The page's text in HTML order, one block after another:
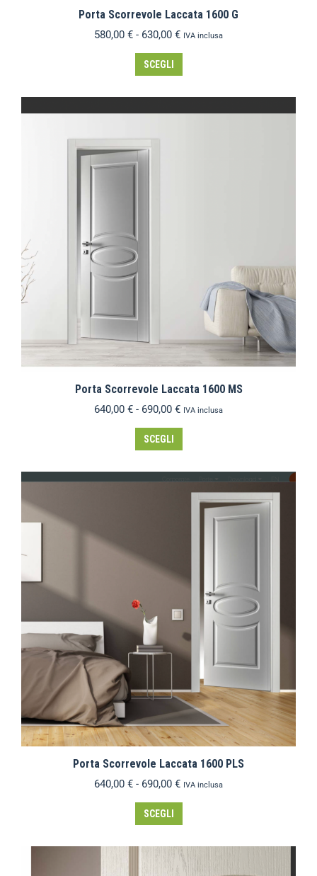
Porta Scorrevole Laccata 1600 G
580,00 € - 630,00 € IVA inclusa
SCEGLI
Porta Scorrevole Laccata 1600 MS
640,00 € - 690,00 € IVA inclusa
SCEGLI
Porta Scorrevole Laccata 1600 PLS
640,00 € - 690,00 € IVA inclusa
SCEGLI